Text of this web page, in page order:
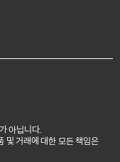
아닙니다.
및 거래에 대한 모든 책임은